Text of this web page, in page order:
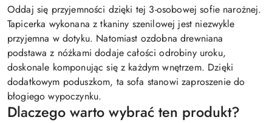
Oddaj się przyjemności dzięki tej 3-osobowej sofie narożnej.
Tapicerka wykonana z tkaniny szenilowej jest niezwykle
przyjemna w dotyku. Natomiast ozdobna drewniana
podstawa z nóżkami dodaje całości odrobiny uroku,
doskonale komponując się z każdym wnętrzem. Dzięki
dodatkowym poduszkom, ta sofa stanowi zaproszenie do
błogiego wypoczynku.
Dlaczego warto wybrać ten produkt?